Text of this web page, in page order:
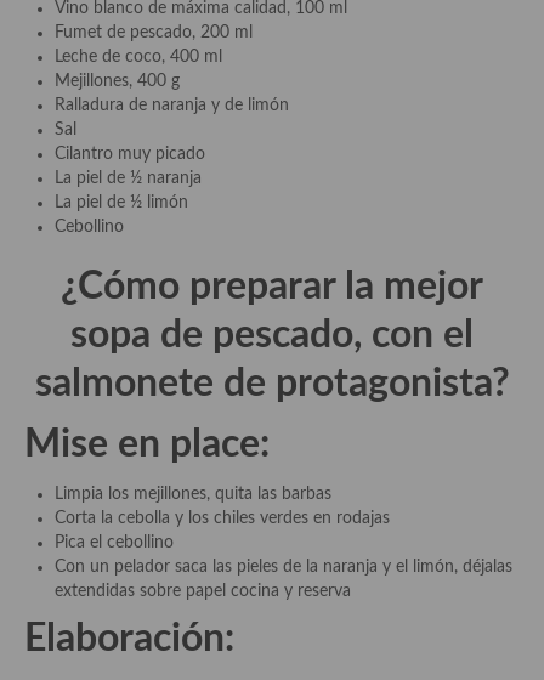
Pescado y Marisco
Postres y dulces
Postres con frutas
Quesos, recetas
Salazones y encurtidos
Recetas de Cuaresma
Recetas maridadas con los mejores AOVES
Recetas de fiesta, Navidad y días señalados
Resumen tematicos de recetas
Cocinas del mundo
Cocina Americana
Cocina Argentina
Cocina Brasileña
Vino blanco de máxima calidad, 100 ml
Fumet de pescado, 200 ml
Leche de coco, 400 ml
Mejillones, 400 g
Ralladura de naranja y de limón
Sal
Cilantro muy picado
La piel de ½ naranja
La piel de ½ limón
Cebollino
¿Cómo preparar la mejor
sopa de pescado, con el
salmonete de protagonista?
Mise en place:
Limpia los mejillones, quita las barbas
Corta la cebolla y los chiles verdes en rodajas
Pica el cebollino
Con un pelador saca las pieles de la naranja y el limón, déjalas
extendidas sobre papel cocina y reserva
Elaboración: